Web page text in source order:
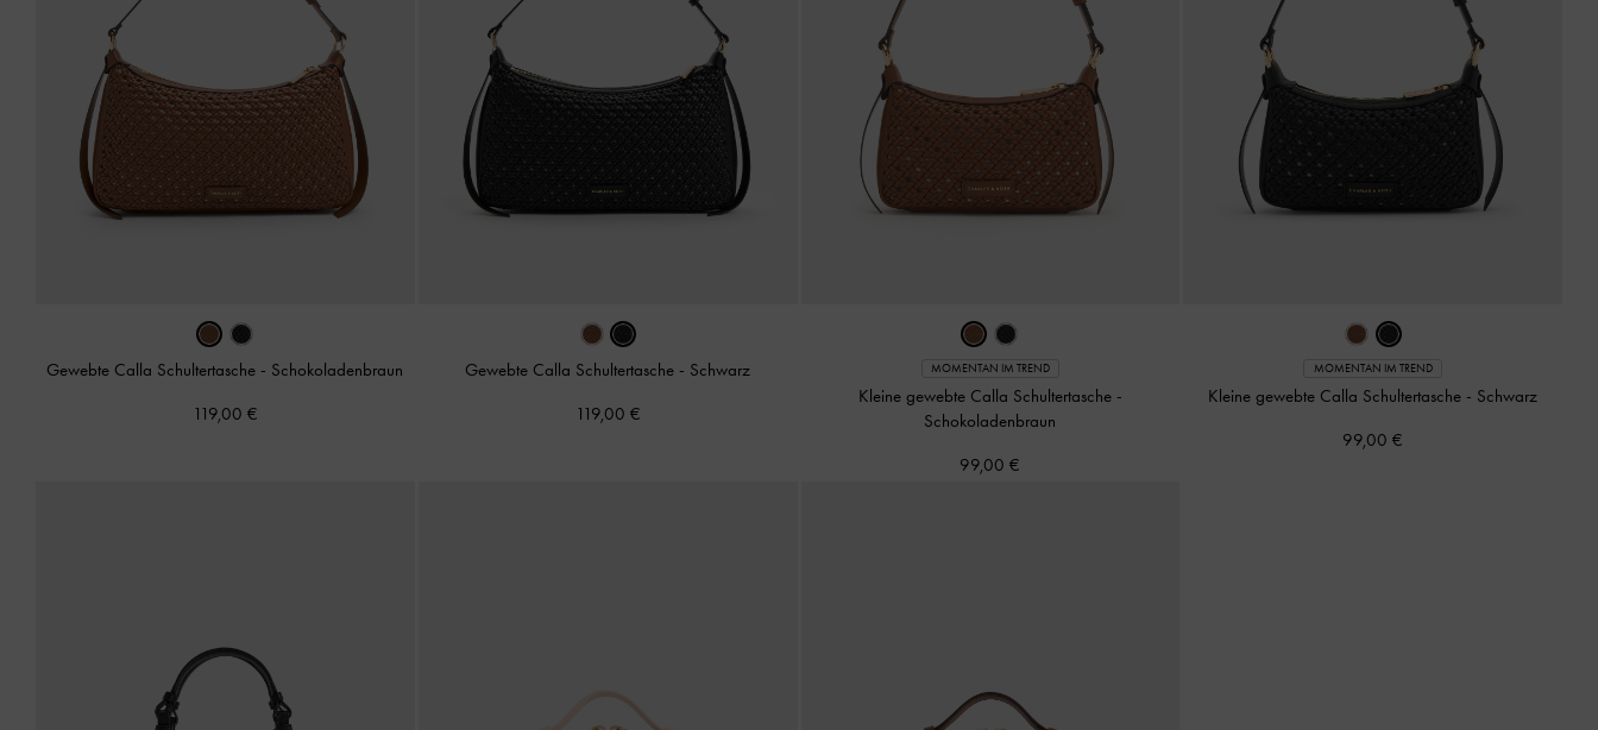
Gewebte Calla Schultertasche - Schokoladenbraun
119,00 €
Gewebte Calla Schultertasche - Schwarz
119,00 €
MOMENTAN IM TREND
Kleine gewebte Calla Schultertasche -
Schokoladenbraun
99,00 €
MOMENTAN IM TREND
Kleine gewebte Calla Schultertasche - Schwarz
99,00 €